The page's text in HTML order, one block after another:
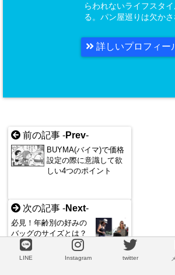
LINE
らわれないライフスタ
る。パン屋巡りは欠かさ
詳しいプロフィー
前の記事 -Prev-
BUYMA(バイマ)で価格
設定の際に意識して欲
しい4つのポイント
次の記事 -Next-
必見！年齢別の好みの
バッグのサイズとは？
LINE Instagram twitter